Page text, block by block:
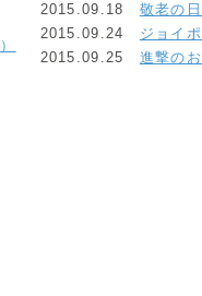
2015.09.18 敬老の
2015.09.24 ジョイ
2015.09.25 進撃の